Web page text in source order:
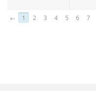
← 1 2 3 4 5 6 7